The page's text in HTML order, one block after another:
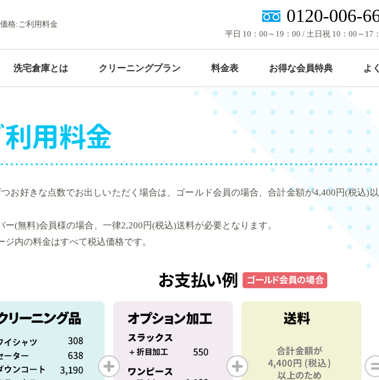
格:ご利用料金 0120-006-
平日 10：00～19：00 / 土日祝 10：00～17
洗宅倉庫とは クリーニングプラン
重たい布団は宅配が便利！
布団クリーニングプラン
料金表 お得な会員特典 よ
用料金
つお好きな点数でお出しいただく場合は、ゴールド会員の場合、合計金額が4,400円(税込)
ー(無料)会員様の場合、一律2,200円(税込)送料が必要となります。
ジ内の料金はすべて税込価格です。
×
円（税込）